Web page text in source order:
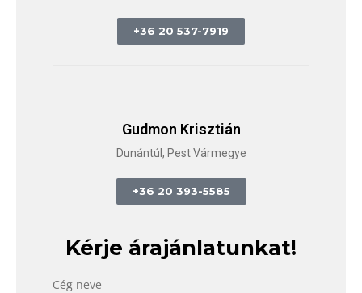
+36 20 537-7919
Gudmon Krisztián
Dunántúl, Pest Vármegye
+36 20 393-5585
Kérje árajánlatunkat!
Cég neve